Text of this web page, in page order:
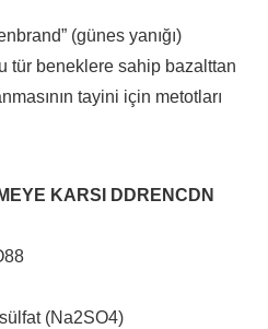
(günes yanığı)
tür beneklere sahip bazalttan
tayini için metotları
KARSI DDRENCDN
(Na2SO4)